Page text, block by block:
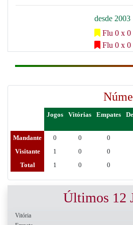
desde 2003
Flu 0 x 0
Flu 0 x 0
Jogos Vitórias Empates
Mandante 0 0 0
Visitante
1 0 0
Total
1 0 0
Últimos 12
Vitória